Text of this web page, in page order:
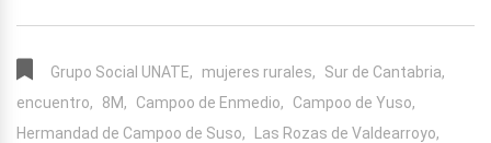
Grupo Social UNATE, mujeres rurales,
Sur de Cantabria,
encuentro,
8M, Campoo de Enmedio,
Campoo de Yuso,
Hermandad de Campoo de Suso,
Las Rozas de Valdearroyo,